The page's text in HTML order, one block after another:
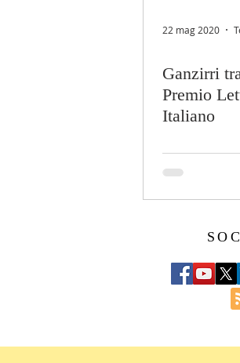
22 mag 2020
Ganzirri
Premio
Italiano